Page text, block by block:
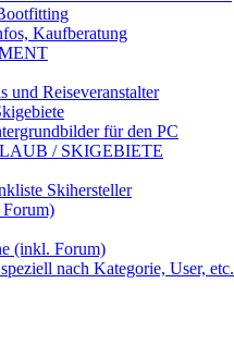
Kaufberatung
und Reiseveranstalter
für den PC
/ SKIGEBIETE
Skihersteller
(inkl. Forum)
nach Kategorie, User, etc.